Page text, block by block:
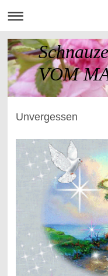
VOM
Unvergessen